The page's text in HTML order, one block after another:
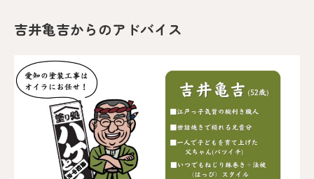
吉井亀吉からのアドバイス